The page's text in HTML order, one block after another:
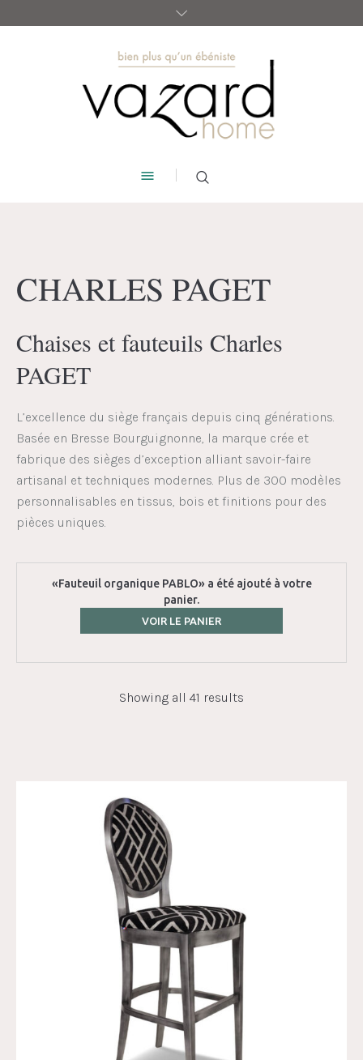
CHARLES PAGET
Chaises et fauteuils Charles
PAGET
L’excellence du siège français depuis cinq générations.
Basée en Bresse Bourguignonne, la marque crée et
fabrique des sièges d’exception alliant savoir-faire
artisanal et techniques modernes. Plus de 300 modèles
personnalisables en tissus, bois et finitions pour des
pièces uniques.
«Fauteuil organique PABLO» a été ajouté à votre
panier.
VOIR LE PANIER
Showing all 41 results